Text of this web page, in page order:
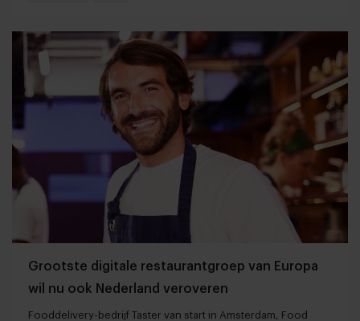
Grootste digitale restaurantgroep van Europa
wil nu ook Nederland veroveren
Fooddelivery-bedrijf Taster van start in Amsterdam, Food